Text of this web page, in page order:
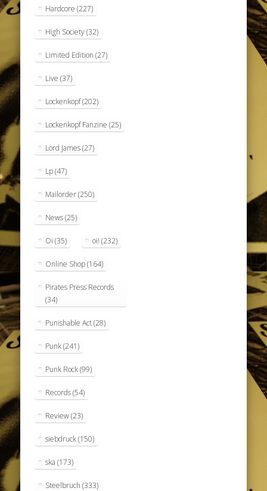
Hardcore (227)
High Society(32)
Limited Edition (27)
Live (37)
Lockenkopf(202)
Lockenkopf Fanzine (25)
Lord James(27)
Lp(47)
Mailorder(250)
News(25)
Oi (35) oi! (232)
Online Shop(164)
Pirates Press Records
(34)
Punishable Act(28)
Punk(241)
Punk Rock(99)
Records(54)
Review(23)
siebdruck(150)
ska (173)
Steelbruch (333)